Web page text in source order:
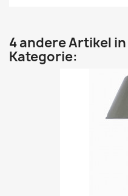
4 andere Artikel
Kategorie: